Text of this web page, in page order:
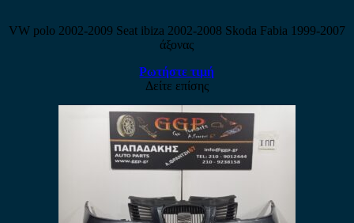
VW polo 2002-2009 Seat ibiza 2002-2008 Skoda Fabia 1999-2007
άξονας
Ρωτήστε τιμή
Δείτε επίσης